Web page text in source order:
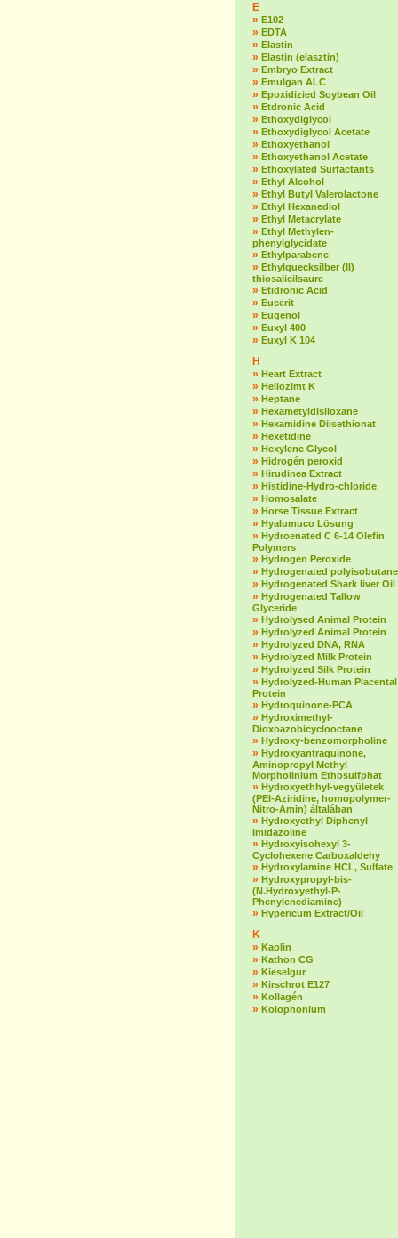
E
» E102
» EDTA
» Elastin
» Elastin (elasztin)
» Embryo Extract
» Emulgan ALC
» Epoxidizied Soybean Oil
» Etdronic Acid
» Ethoxydiglycol
» Ethoxydiglycol Acetate
» Ethoxyethanol
» Ethoxyethanol Acetate
» Ethoxylated Surfactants
» Ethyl Alcohol
» Ethyl Butyl Valerolactone
» Ethyl Hexanediol
» Ethyl Metacrylate
» Ethyl Methylen-
phenylglycidate
» Ethylparabene
» Ethylquecksilber (II)
thiosalicilsaure
» Etidronic Acid
» Eucerit
» Eugenol
» Euxyl 400
» Euxyl K 104
H
» Heart Extract
» Heliozimt K
» Heptane
» Hexametyldisiloxane
» Hexamidine Diisethionat
» Hexetidine
» Hexylene Glycol
» Hidrogén peroxid
» Hirudinea Extract
» Histidine-Hydro-chloride
» Homosalate
» Horse Tissue Extract
» Hyalumuco Lösung
» Hydroenated C 6-14 Olefin
Polymers
» Hydrogen Peroxide
» Hydrogenated polyisobutane
» Hydrogenated Shark liver Oil
» Hydrogenated Tallow
Glyceride
» Hydrolysed Animal Protein
» Hydrolyzed Animal Protein
» Hydrolyzed DNA, RNA
» Hydrolyzed Milk Protein
» Hydrolyzed Silk Protein
» Hydrolyzed-Human Placental
Protein
» Hydroquinone-PCA
» Hydroximethyl-
Dioxoazobicyclooctane
» Hydroxy-benzomorpholine
» Hydroxyantraquinone,
Aminopropyl Methyl
Morpholinium Ethosulfphat
» Hydroxyethhyl-vegyületek
(PEI-Aziridine, homopolymer-
Nitro-Amin) általában
» Hydroxyethyl Diphenyl
Imidazoline
» Hydroxyisohexyl 3-
Cyclohexene Carboxaldehy
» Hydroxylamine HCL, Sulfate
» Hydroxypropyl-bis-
(N.Hydroxyethyl-P-
Phenylenediamine)
» Hypericum Extract/Oil
K
» Kaolin
» Kathon CG
» Kieselgur
» Kirschrot E127
» Kollagén
» Kolophonium